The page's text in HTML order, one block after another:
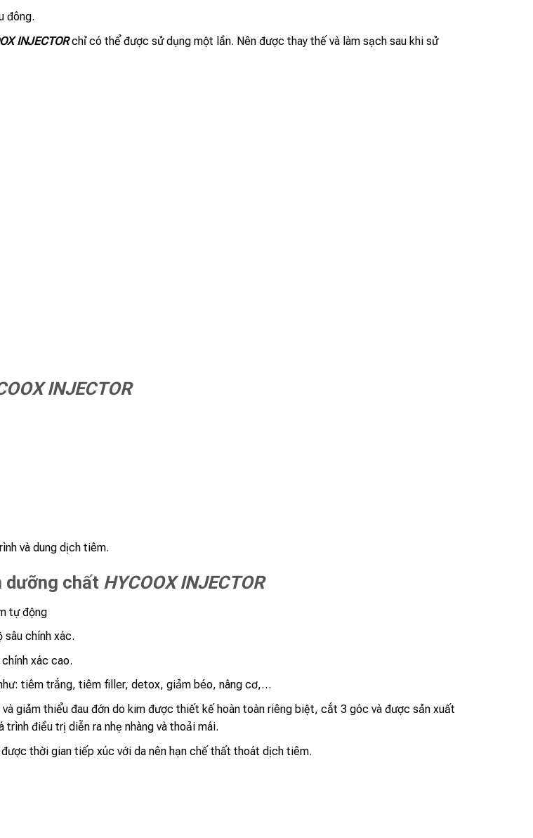
đông.
INJECTORchỉ có thể được sử dụng một lần. Nên được thay thế và làm sạch sau khi sử
INJECTOR
và dung dịch tiêm.
dưỡng chất HYCOOX INJECTOR
tự động
chính xác.
xác cao.
tiêm trắng, tiêm filler, detox, giảm béo, nâng cơ,…
giảm thiểu đau đớn do kim được thiết kế hoàn toàn riêng biệt, cắt 3 góc và được sản xuất
điều trị diễn ra nhẹ nhàng và thoải mái.
thời gian tiếp xúc với da nên hạn chế thất thoát dịch tiêm.